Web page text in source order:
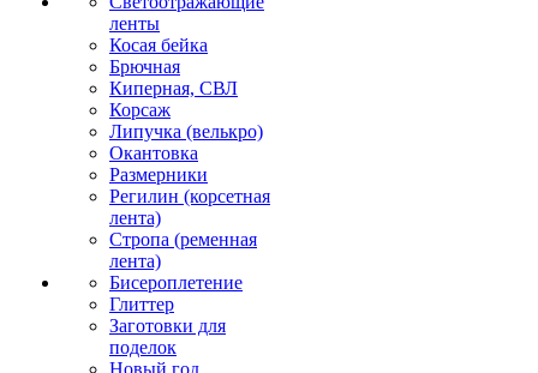
ленты
Косая бейка
Брючная
Киперная, СВЛ
Корсаж
Липучка (велькро)
Окантовка
Размерники
Регилин (корсетная
лента)
Стропа (ременная
лента)
Бисероплетение
Глиттер
Заготовки для
поделок
Новый год